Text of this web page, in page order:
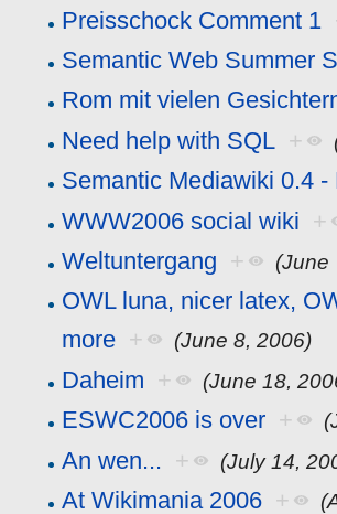
Preisschock Comment 1
Semantic Web Summer
Rom mit vielen
Need help with SQL +
Semantic Mediawiki 0.4
WWW2006 social wiki +
Weltuntergang + (June
OWL luna, nicer latex,
more + (June 8, 2006)
Daheim + (June 18,
ESWC2006 is over +
An wen... + (July 14,
At Wikimania 2006 +